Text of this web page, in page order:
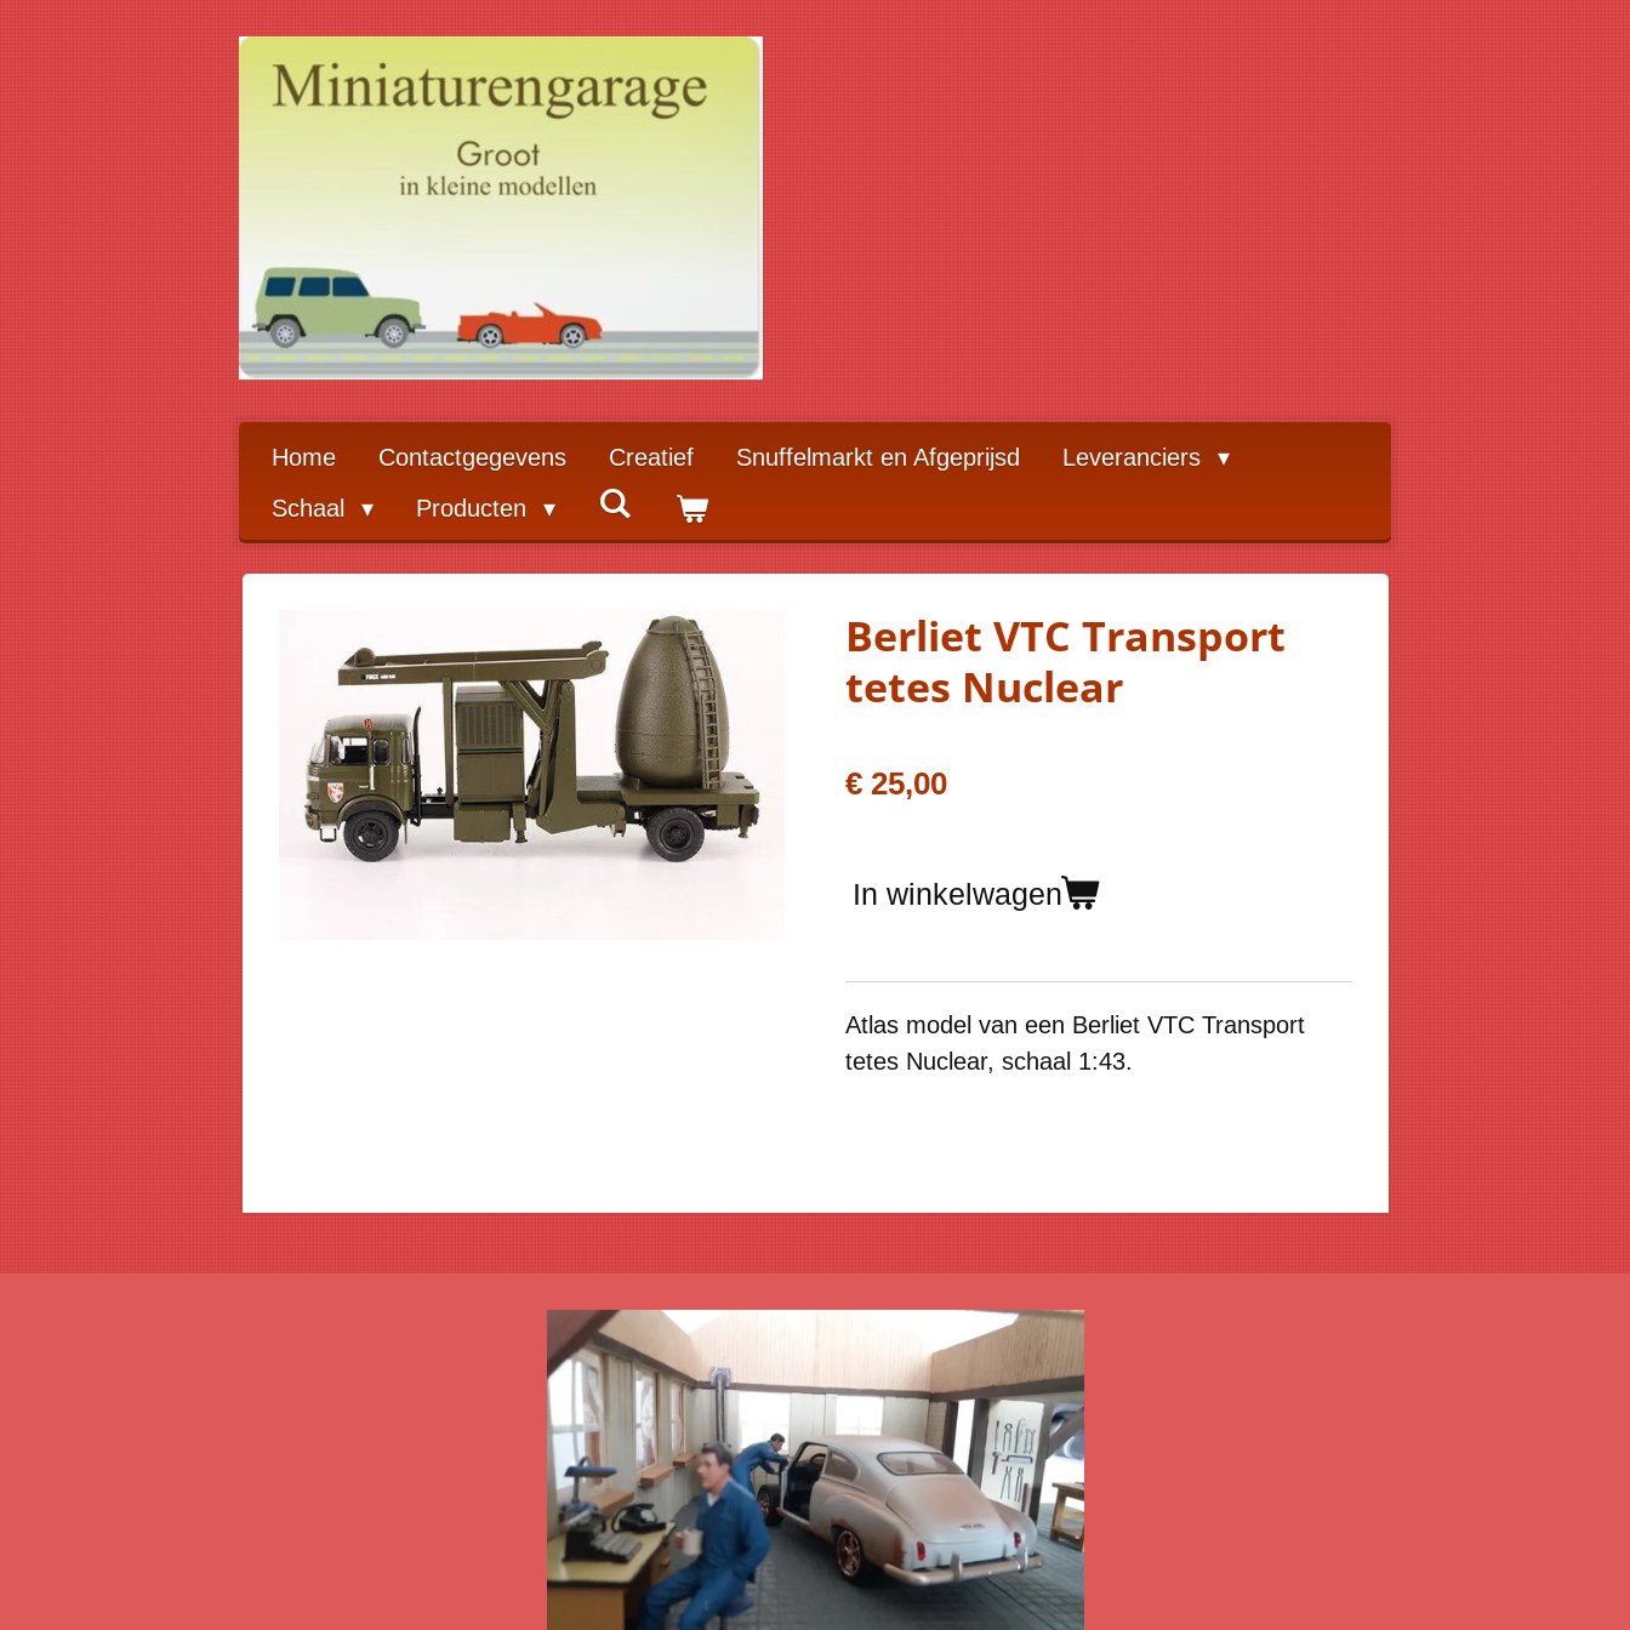
Home Contactgegevens Creatief Snuffelmarkt en Afgeprijsd
Leveranciers
Schaal
Producten
Berliet VTC Transport
tetes Nuclear
€ 25,00
In winkelwagen
Atlas model van een Berliet VTC Transport
tetes Nuclear, schaal 1:43.